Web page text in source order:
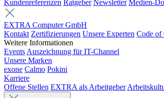
Kundenreferenzen Ratgeber Newsletter Medien-
EXTRA Computer GmbH
Kontakt Zertifizierungen Unsere Experten Code of
Weitere Informationen
Events Auszeichnung für IT-Channel
Unsere Marken
exone Calmo Pokini
Karriere
Offene Stellen EXTRA als Arbeitgeber